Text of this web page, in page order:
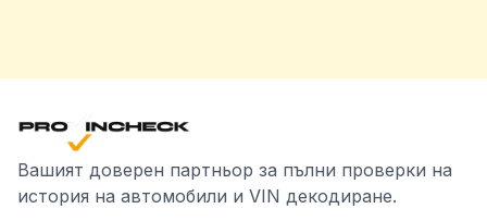
Вашият доверен партньор за пълни проверки на
история на автомобили и VIN декодиране.